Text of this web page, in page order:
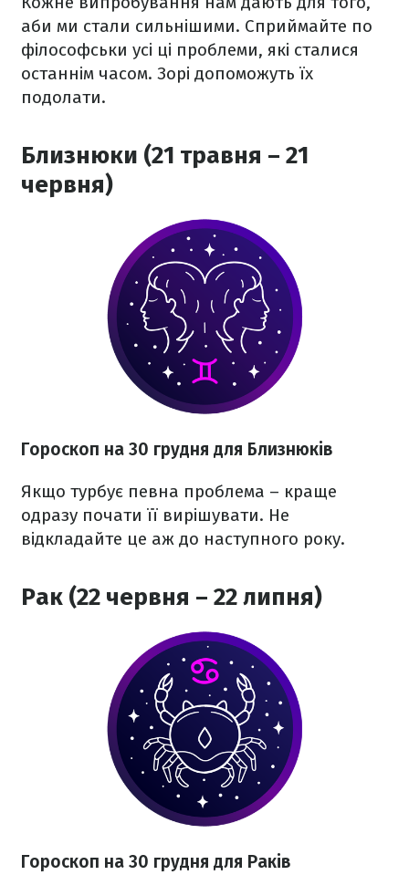
аби ми стали сильнішими. Сприймайте по
філософськи усі ці проблеми, які сталися
останнім часом. Зорі допоможуть їх
подолати.
Близнюки (21 травня – 21
червня)
Гороскоп на 30 грудня для Близнюків
Якщо турбує певна проблема – краще
одразу почати її вирішувати. Не
відкладайте це аж до наступного року.
Рак (22 червня – 22 липня)
Гороскоп на 30 грудня для Раків